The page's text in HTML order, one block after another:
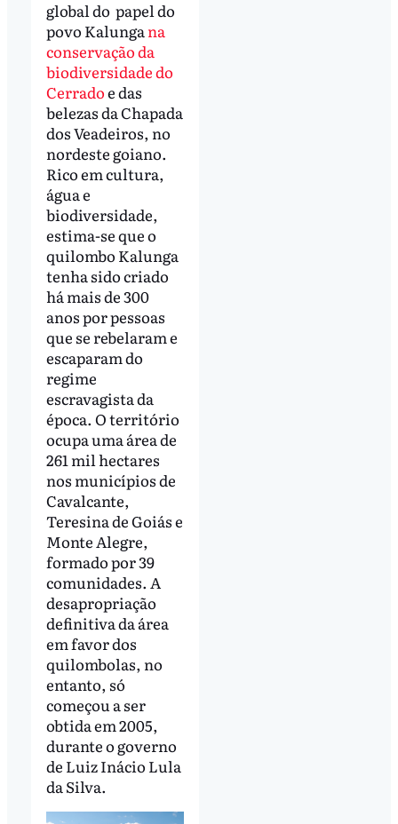
global do papel do
povo Kalungana
conservação da
biodiversidade do
Cerradoe das
belezas da Chapada
dos Veadeiros, no
nordeste goiano.
Rico em cultura,
água e
biodiversidade,
estima-se que o
quilombo Kalunga
tenha sido criado
há mais de 300
anos por pessoas
que se rebelaram e
escaparam do
regime
escravagista da
época. O território
ocupa uma área de
261 mil hectares
nos municípios de
Cavalcante,
Teresina de Goiás e
Monte Alegre,
formado por 39
comunidades. A
desapropriação
definitiva da área
em favor dos
quilombolas, no
entanto, só
começou a ser
obtida em 2005,
durante o governo
de Luiz Inácio Lula
da Silva.